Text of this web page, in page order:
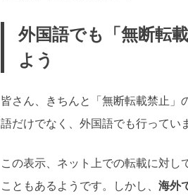
外国語でも「無断転
よう
皆さん、きちんと「無断転載禁止」
語だけでなく、外国語でも行ってい
この表示、ネット上での転載に対し
こともあるようです。しかし、 海外